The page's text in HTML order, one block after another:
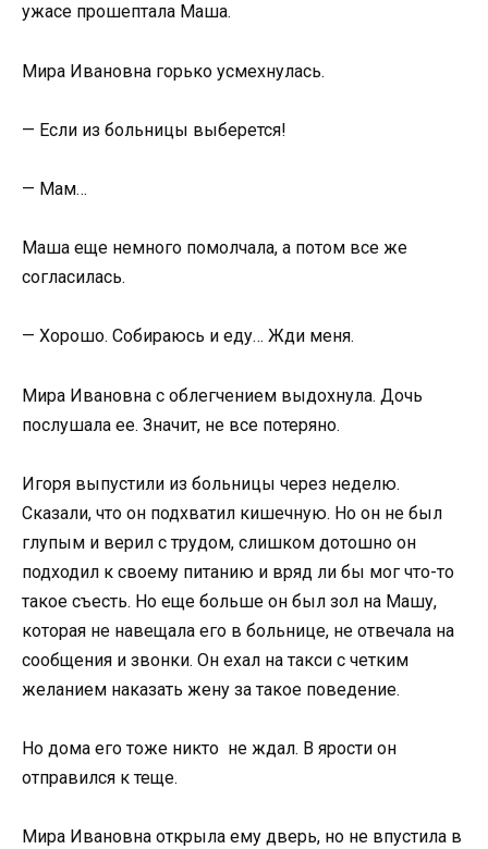
ужасе прошептала Маша.
Мира Ивановна горько усмехнулась.
— Если из больницы выберется!
— Мам…
Маша еще немного помолчала, а потом все же
согласилась.
— Хорошо. Собираюсь и еду… Жди меня.
Мира Ивановна с облегчением выдохнула. Дочь
послушала ее. Значит, не все потеряно.
Игоря выпустили из больницы через неделю.
Сказали, что он подхватил кишечную. Но он не был
глупым и верил с трудом, слишком дотошно он
подходил к своему питанию и вряд ли бы мог что-то
такое съесть. Но еще больше он был зол на Машу,
которая не навещала его в больнице, не отвечала на
сообщения и звонки. Он ехал на такси с четким
желанием наказать жену за такое поведение.
Но дома его тоже никто не ждал. В ярости он
отправился к теще.
Мира Ивановна открыла ему дверь, но не впустила в